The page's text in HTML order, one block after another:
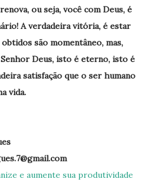
ou seja, você com Deus, é
A verdadeira vitória, é estar
são momentâneo, mas,
Deus, isto é eterno, isto é
satisfação que o ser humano
vida.
e aumente sua produtividade